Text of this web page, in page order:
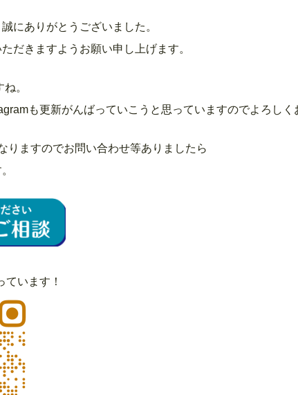
にありがとうございました。
だきますようお願い申し上げます。
。
も更新がんばっていこうと思っていますのでよろしく
りますのでお問い合わせ等ありましたら
ています！